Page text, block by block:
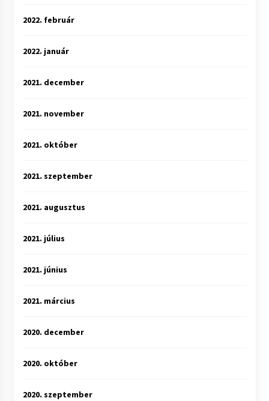
2022. február
2022. január
2021. december
2021. november
2021. október
2021. szeptember
2021. augusztus
2021. július
2021. június
2021. március
2020. december
2020. október
2020. szeptember